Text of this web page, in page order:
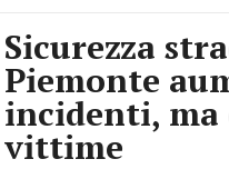
Sicurezza
Piemonte
incidenti, ma
vittime